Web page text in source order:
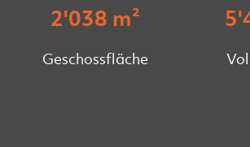
2'038 m²
Geschossfläche